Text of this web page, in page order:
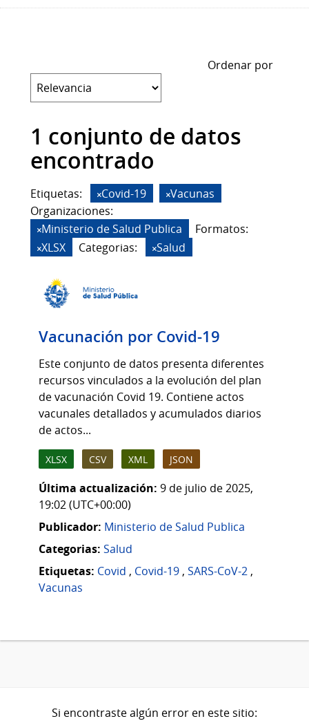
Ordenar por
1 conjunto de datos
encontrado
Etiquetas: Covid-19
Vacunas
Organizaciones:
Ministerio de Salud Publica
Formatos:
XLSX
Categorias: Salud
Vacunación por Covid-19
Este conjunto de datos presenta diferentes
recursos vinculados a la evolución del plan
de vacunación Covid 19. Contiene actos
vacunales detallados y acumulados diarios
de actos...
XLSX CSV XML JSON
Última actualización: 9 de julio de 2025,
19:02 (UTC+00:00)
Publicador: Ministerio de Salud Publica
Categorias: Salud
Etiquetas: Covid , Covid-19 , SARS-CoV-2 ,
Vacunas
Si encontraste algún error en este sitio: